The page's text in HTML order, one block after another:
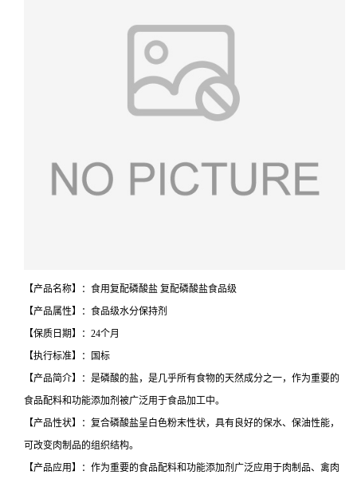
【产品名称】：食用复配磷酸盐 复配磷酸盐食品级
【产品属性】：食品级水分保持剂
【保质日期】：24个月
【执行标准】：国标
【产品简介】：是磷酸的盐，是几乎所有食物的天然成分之一，作为重要的
食品配料和功能添加剂被广泛用于食品加工中。
【产品性状】：复合磷酸盐呈白色粉末性状，具有良好的保水、保油性能，
可改变肉制品的组织结构。
【产品应用】：作为重要的食品配料和功能添加剂广泛应用于肉制品、禽肉